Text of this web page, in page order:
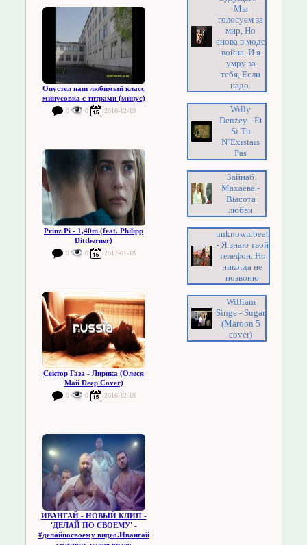
Опустел наш любимый класс
минусовка с титрами (минус)
0 0 2016-12-19
Prinz Pi - 1,40m (feat. Philipp
Dittberner)
0 0 2017-01-18
Сектор Газа - Лирика (Олеся
Май Deep Cover)
0 0 2016-12-18
ИВАНГАЙ - НОВЫЙ КЛИП -
'ДЕЛАЙ ПО СВОЕМУ' -
#делайпосвоему видео.Ивангай
Мы
голосуем за
мир, Но
снова в моде
война. И я
умру за
тебя, Если
надо.
Willy
Denzey - Et
Si Tu
N’Existais
Pas
Зайнаб
Махаева -
Высота
любви
unknown.beat
- Я знаю твой
телефон. Но
никогда не
позвоню
William
Singe - Sugar
(Maroon 5
cover)